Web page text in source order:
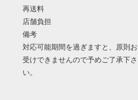
再送料
店舗負担
備考
対応可能期間を過ぎますと、原則お
受けできませんので予めご了承下さ
い。